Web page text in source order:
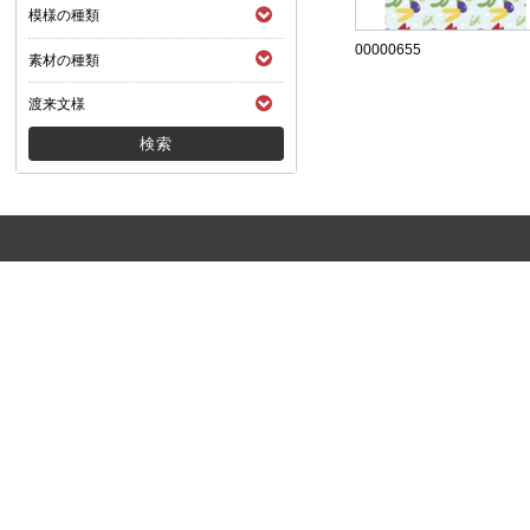
模様の種類
素材の種類
渡来文様
00000655